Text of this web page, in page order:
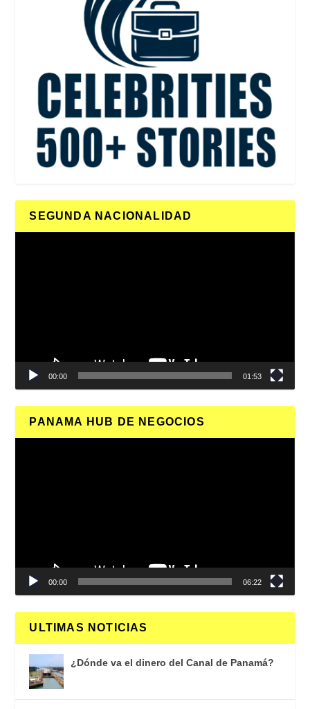
SEGUNDA NACIONALIDAD
00:00 01:53
PANAMA HUB DE NEGOCIOS
00:00 06:22
ULTIMAS NOTICIAS
¿Dónde va el dinero del Canal de Panamá?